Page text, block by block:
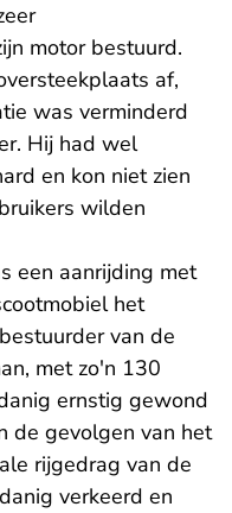
motor bestuurd.
af,
was verminderd
Hij had wel
en kon niet zien
wilden
een aanrijding met
het
van de
met zo'n 130
ernstig gewond
de gevolgen van het
rijgedrag van de
verkeerd en